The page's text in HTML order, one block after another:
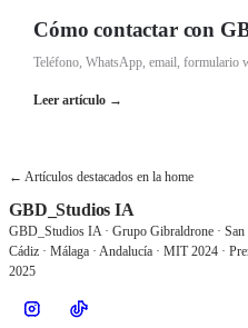
Cómo contactar con
Teléfono, WhatsApp, email, formulario
Leer artículo →
← Artículos destacados en la home
GBD_Studios IA
GBD_Studios IA · Grupo Gibraldrone · San
Cádiz · Málaga · Andalucía · MIT 2024 ·
2025